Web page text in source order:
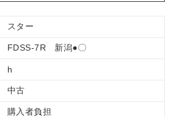
スター
FDSS-7R 新潟●〇
h
中古
購入者負担